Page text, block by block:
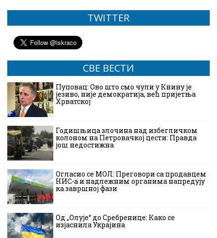
TWITTER
СВЕ ВЕСТИ
Пуповац: Ово што смо чули у Книну је
језиво, није демократија, већ пријетња
Хрватској
Годишњица злочина над избегличком
колоном на Петровачкој цести: Правда
још недостижна
Огласио се МОЛ: Преговори са продавцем
НИС-а и надлежним органима напредују
ка завршној фази
Од „Олује“ до Сребренице: Како се
изјаснила Украјина